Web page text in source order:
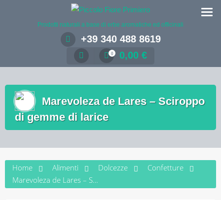
Prodotti naturali a base di erbe aromatiche ed officinali
+39 340 488 8619
0 0,00 €
Marevoleza de Lares – Sciroppo
di gemme di larice
Home Alimenti Dolcezze
Confetture
Marevoleza de Lares – Sciroppo di gemme di larice